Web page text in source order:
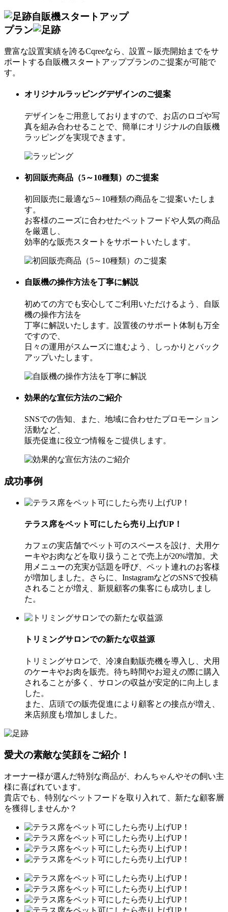
自販機スタートアップ
プラン
豊富な設置実績を誇るCqreeなら、設置～販売開始までをサ
ポートする自販機スタートアッププランのご提案が可能で
す。
オリジナルラッピングデザインのご提案
デザインをご用意しておりますので、お店のロゴや写
真を組み合わせることで、簡単にオリジナルの自販機
ラッピングを実現できます。
初回販売商品（5～10種類）のご提案
初回販売に最適な5～10種類の商品をご提案いたしま
す。
お客様のニーズに合わせたペットフードや人気の商品
を厳選し、
効率的な販売スタートをサポートいたします。
自販機の操作方法を丁寧に解説
初めての方でも安心してご利用いただけるよう、自販
機の操作方法を
丁寧に解説いたします。設置後のサポート体制も万全
ですので、
日々の運用がスムーズに進むよう、しっかりとバック
アップいたします。
効果的な宣伝方法のご紹介
SNSでの告知、また、地域に合わせたプロモーション
活動など、
販売促進に役立つ情報をご提供します。
成功事例
テラス席をペット可にしたら売り上げUP！
カフェの実店舗でペット可のスペースを設け、犬用ケ
ーキやお肉などを取り扱うことで売上が20%増加。犬
用メニューの充実が話題を呼び、ペット連れのお客様
が増加しました。さらに、InstagramなどのSNSで投稿
されることが増え、新規顧客の集客にも成功しまし
た。
トリミングサロンでの新たな収益源
トリミングサロンで、冷凍自動販売機を導入し、犬用
のケーキやお肉を販売。待ち時間やお迎えの際に購入
されることが多く、サロンの収益が安定的に向上しま
した。
また、店頭での販売促進により顧客との接点が増え、
来店頻度も増加しました。
愛犬の素敵な笑顔をご紹介！
オーナー様が選んだ特別な商品が、わんちゃんやその飼い主
様に喜ばれています。
貴店でも、特別なペットフードを取り入れて、新たな顧客層
を獲得しませんか？